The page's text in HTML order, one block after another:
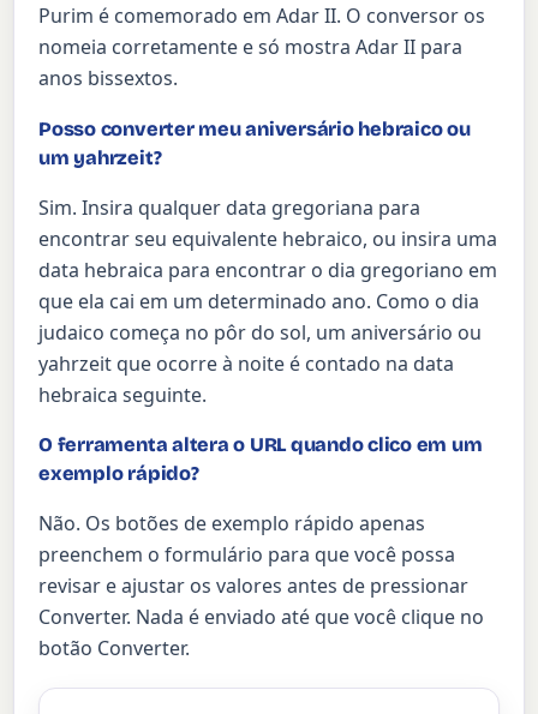
Purim é comemorado em Adar II. O conversor os
nomeia corretamente e só mostra Adar II para
anos bissextos.
Posso converter meu aniversário hebraico ou
um yahrzeit?
Sim. Insira qualquer data gregoriana para
encontrar seu equivalente hebraico, ou insira uma
data hebraica para encontrar o dia gregoriano em
que ela cai em um determinado ano. Como o dia
judaico começa no pôr do sol, um aniversário ou
yahrzeit que ocorre à noite é contado na data
hebraica seguinte.
O ferramenta altera o URL quando clico em um
exemplo rápido?
Não. Os botões de exemplo rápido apenas
preenchem o formulário para que você possa
revisar e ajustar os valores antes de pressionar
Converter. Nada é enviado até que você clique no
botão Converter.